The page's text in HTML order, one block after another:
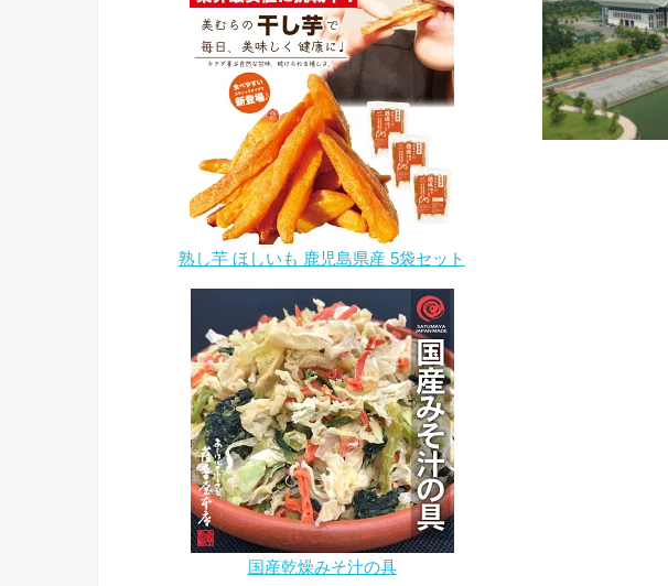
熟し芋 ほしいも 鹿児島県産 5袋セット
国産乾燥みそ汁の具